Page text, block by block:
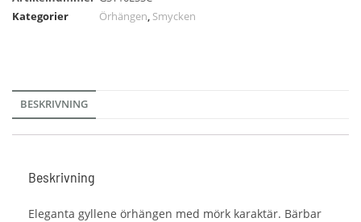
Kategorier
Örhängen, Smycken
BESKRIVNING
Beskrivning
Eleganta gyllene örhängen med mörk karaktär. Bärbar